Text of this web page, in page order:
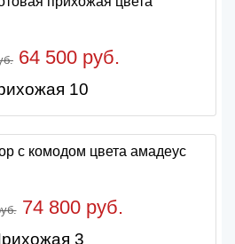
64 500 руб.
10
74 800 руб.
3